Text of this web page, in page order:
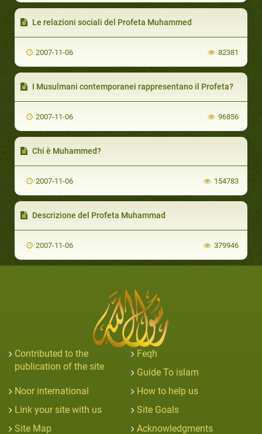
Le relazioni sociali del Profeta Muhammed
2007-11-06 82381
I Musulmani contemporanei rappresentano il Profeta?
2007-11-06 96856
Chi è Muhammed?
2007-11-06 154783
Descrizione del Profeta Muhammad
2007-11-06 379946
Contributed to the
publication of the site
Feqh
Guide To islam
Noor international
How to help us
Link your site with us
Site Goals
Site Map
Acknowledgments